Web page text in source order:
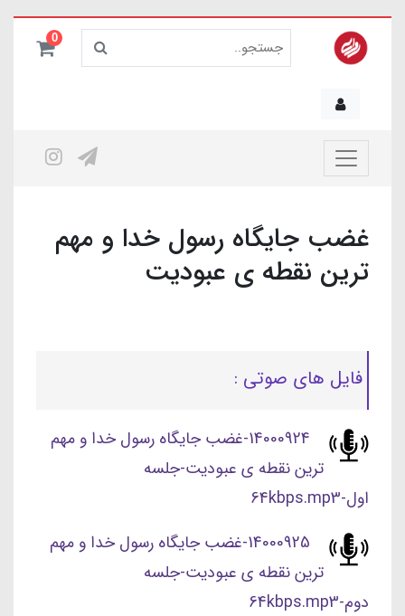
0
غضب جایگاه رسول خدا و مهم
ترین نقطه ی عبودیت
فایل های صوتی :
14000924-غضب جایگاه رسول خدا و مهم
ترین نقطه ی عبودیت-جلسه
اول-64kbps.mp3
14000925-غضب جایگاه رسول خدا و مهم
ترین نقطه ی عبودیت-جلسه
دوم-64kbps.mp3